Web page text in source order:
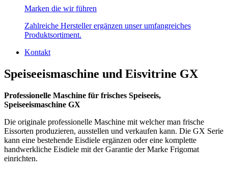
Marken die wir führen
Zahlreiche Hersteller ergänzen unser umfangreiches
Produktsortiment.
Kontakt
Speiseeismaschine und Eisvitrine GX
Professionelle Maschine für frisches Speiseeis,
Speiseeismaschine GX
Die originale professionelle Maschine mit welcher man frische
Eissorten produzieren, ausstellen und verkaufen kann. Die GX Serie
kann eine bestehende Eisdiele ergänzen oder eine komplette
handwerkliche Eisdiele mit der Garantie der Marke Frigomat
einrichten.